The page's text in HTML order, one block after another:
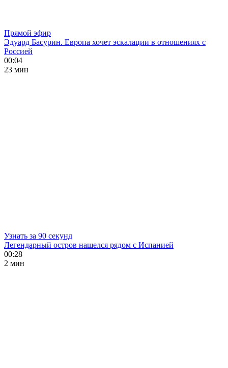
Прямой эфир
Эдуард Басурин. Европа хочет эскалации в отношениях с
Россией
00:04
23 мин
Узнать за 90 секунд
Легендарный остров нашелся рядом с Испанией
00:28
2 мин